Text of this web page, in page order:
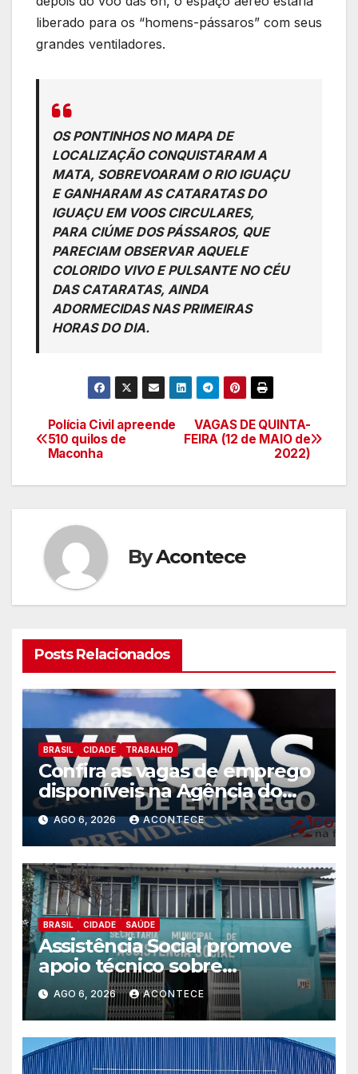
liberado para os “homens-pássaros” com seus
grandes ventiladores.
OS PONTINHOS NO MAPA DE
LOCALIZAÇÃO CONQUISTARAM A
MATA, SOBREVOARAM O RIO IGUAÇU
E GANHARAM AS CATARATAS DO
IGUAÇU EM VOOS CIRCULARES,
PARA CIÚME DOS PÁSSAROS, QUE
PARECIAM OBSERVAR AQUELE
COLORIDO VIVO E PULSANTE NO CÉU
DAS CATARATAS, AINDA
ADORMECIDAS NAS PRIMEIRAS
HORAS DO DIA.
Navegação
de
VAGAS DE QUINTA-
FEIRA (12 de MAIO de
2022)
Polícia Civil apreende
510 quilos de
Maconha
ByAcontece
Posts Relacionados
BRASIL CIDADE TRABALHO
Confira as vagas de emprego
disponíveis na Agência do
Trabalhador
AGO 6, 2026 ACONTECE
BRASIL CIDADE SAÚDE
Assistência Social promove
apoio técnico sobre
preparação e resposta a
situações de emergência e
calamidade pública
AGO 6, 2026 ACONTECE